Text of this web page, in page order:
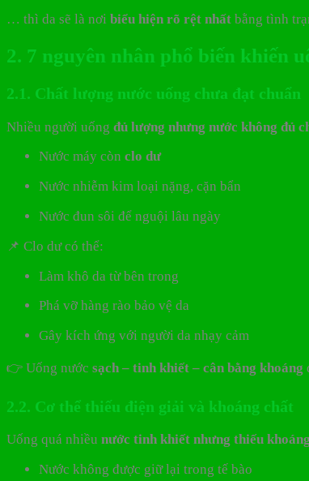
… thì da sẽ là nơi biểu hiện rõ rệt nhất bằng tình
2. 7 nguyên nhân phổ biến khiến
2.1. Chất lượng nước uống chưa đạt chuẩn
Nhiều người uống đủ lượng nhưng nước không đủ
Nước máy còn clo dư
Nước nhiễm kim loại nặng, cặn bẩn
Nước đun sôi để nguội lâu ngày
📌 Clo dư có thể:
Làm khô da từ bên trong
Phá vỡ hàng rào bảo vệ da
Gây kích ứng với người da nhạy cảm
👉 Uống nước sạch – tinh khiết – cân bằng khoáng
2.2. Cơ thể thiếu điện giải và khoáng chất
Uống quá nhiều nước tinh khiết nhưng thiếu khoáng
Nước không được giữ lại trong tế bào